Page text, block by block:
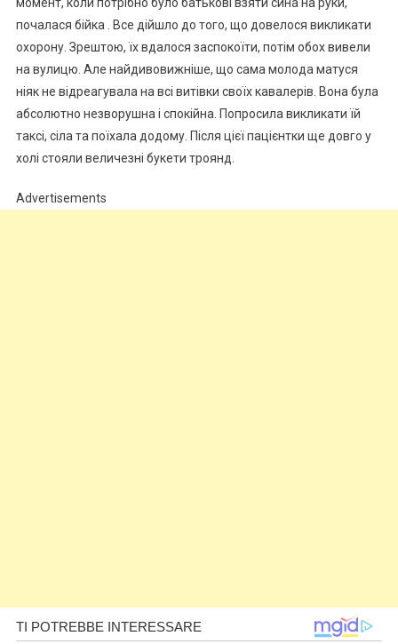
почалася бійка . Все дійшло до того, що довелося викликати
охорону. Зрештою, їх вдалося заспокоїти, потім обох вивели
на вулицю. Але найдивовижніше, що сама молода матуся
ніяк не відреагувала на всі витівки своїх кавалерів. Вона була
абсолютно незворушна і спокійна. Попросила викликати їй
таксі, сіла та поїхала додому. Після цієї пацієнтки ще довго у
холі стояли величезні букети троянд.
Advertisements